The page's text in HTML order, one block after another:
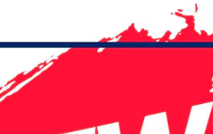
Back Glass